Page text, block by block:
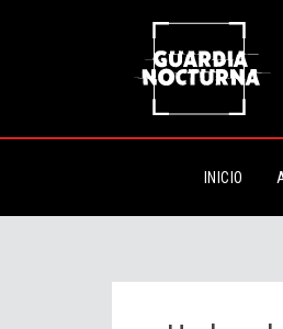
INICIO
Un
Tonalá